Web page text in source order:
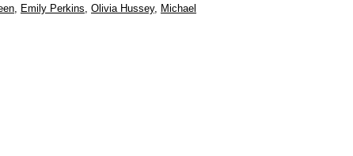
, Emily Perkins, Olivia Hussey, Michael